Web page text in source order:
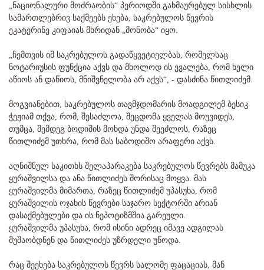
„ნაციონალური მოძრაობის“ პერიოდში გახმაურებულ სისხლის
სამართლებრივ საქმეებს ეხება, საკრებულოს წევრის
ეკატერინე კიფაიას მხრიდან „მონობა“ იყო.
„ჩემთვის იმ საკრებულოს გადაწყვეტიელბას, რომელსაც
ნოტარიუსის ფუნქცია აქვს და მხოლოდ ის ევალება, რომ ხელი
აწიოს ან დაწიოს, მნიშვნელობა არ აქვს“, - დასძინა წითლიძემ.
მოგვიანებით, საკრებულოს თავმჯდომარის მოადგილემ ბესიკ
ჭეჟიამ თქვა, რომ, შესაძლოა, შეცდომა ყველას მოუვიდეს,
თუმცა, შემდეგ ბოდიშის მოხდა უნდა შეეძლოს, რაზეც
წითლიძემ უთხრა, რომ მას საბოდიშო არაფერი აქვს.
აღნიშნულ საკითხს შელაპარაკება საკრებულოს წევრებს მამუკა
ყურაშვილსა და ანა წითლიძეს შორისაც მოყვა. მას
ყურაშვილმა მიმართა, რაზეც წითლიძემ უპასუხა, რომ
ყურაშვილის ოჯახის წევრები საჯარო სექტორში არიან
დასაქმებულები და ის ნეპოტიზმშია გარეული.
ყურაშვილმა უპასუხა, რომ ისინი ადრეც იმავე ადგილას
მუშაობდნენ და წითლიძეს უზრდელი უწოდა.
რაც შეეხება საკრებულოს წევრს სალომე ფაცაციას, მან